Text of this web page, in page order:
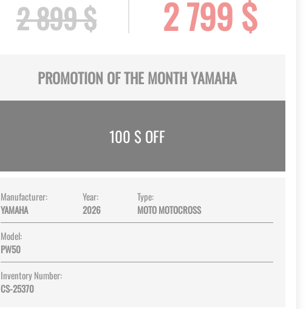
2 799 $
2 899 $
PROMOTION OF THE MONTH YAMAHA
100 $ OFF
Manufacturer:
YAMAHA
Year:
2026
Type:
MOTO MOTOCROSS
Model:
PW50
Inventory Number:
CS-25370